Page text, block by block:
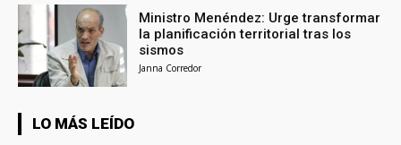
Ministro Menéndez: Urge transformar
la planificación territorial tras los
sismos
Janna Corredor
LO MÁS LEÍDO